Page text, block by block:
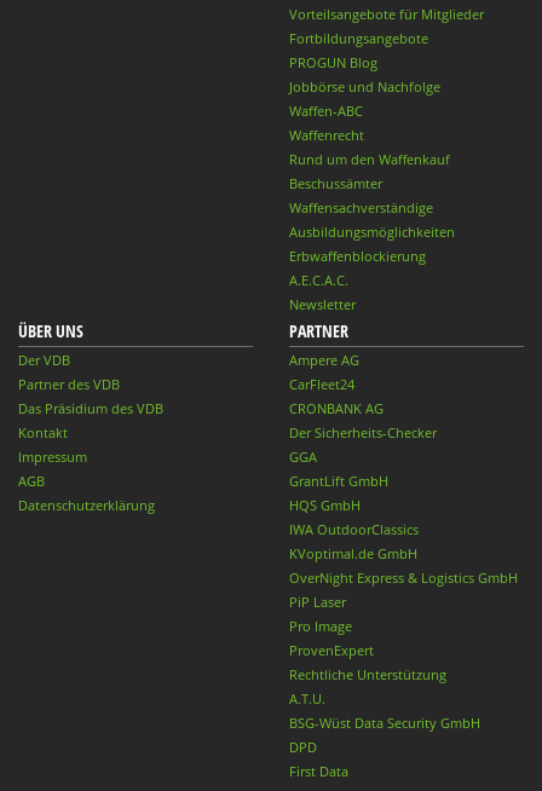
Vorteilsangebote für Mitglieder
Fortbildungsangebote
PROGUN Blog
Jobbörse und Nachfolge
Waffen-ABC
Waffenrecht
Rund um den Waffenkauf
Beschussämter
Waffensachverständige
Ausbildungsmöglichkeiten
Erbwaffenblockierung
A.E.C.A.C.
Newsletter
ÜBER UNS
Der VDB
Partner des VDB
Das Präsidium des VDB
Kontakt
Impressum
AGB
Datenschutzerklärung
PARTNER
Ampere AG
CarFleet24
CRONBANK AG
Der Sicherheits-Checker
GGA
GrantLift GmbH
HQS GmbH
IWA OutdoorClassics
KVoptimal.de GmbH
OverNight Express & Logistics GmbH
PiP Laser
Pro Image
ProvenExpert
Rechtliche Unterstützung
A.T.U.
BSG-Wüst Data Security GmbH
DPD
First Data